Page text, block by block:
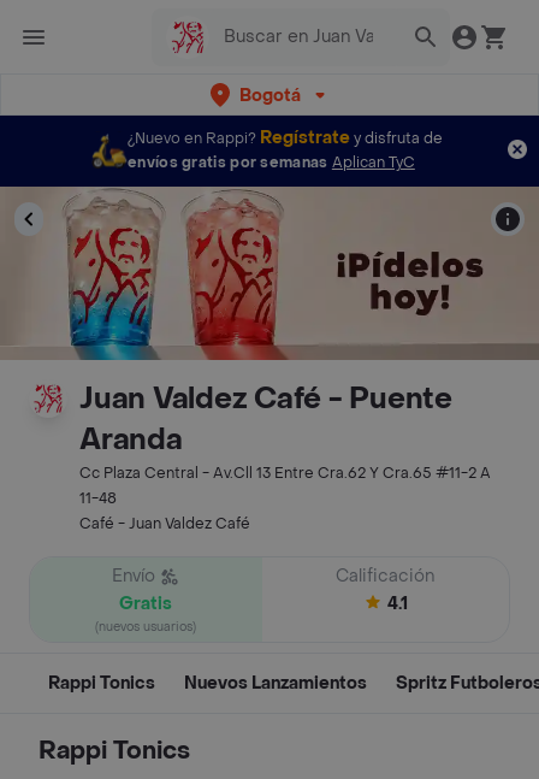
Bogotá
¿Nuevo en Rappi? Regístratey disfruta de
envíos gratis por semanas Aplican TyC
Juan Valdez Café - Puente
Aranda
Cc Plaza Central - Av.Cll 13 Entre Cra.62 Y Cra.65 #11-2 A
11-48
Café - Juan Valdez Café
Envío
Gratis
(nuevos usuarios)
Calificación
4.1
Rappi Tonics Nuevos Lanzamientos Spritz
Rappi Tonics